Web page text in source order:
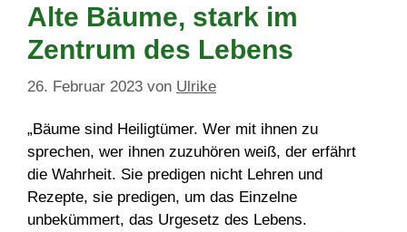
Alte Bäume, stark im
Zentrum des Lebens
26. Februar 2023 von Ulrike
„Bäume sind Heiligtümer. Wer mit ihnen zu
sprechen, wer ihnen zuzuhören weiß, der erfährt
die Wahrheit. Sie predigen nicht Lehren und
Rezepte, sie predigen, um das Einzelne
unbekümmert, das Urgesetz des Lebens.